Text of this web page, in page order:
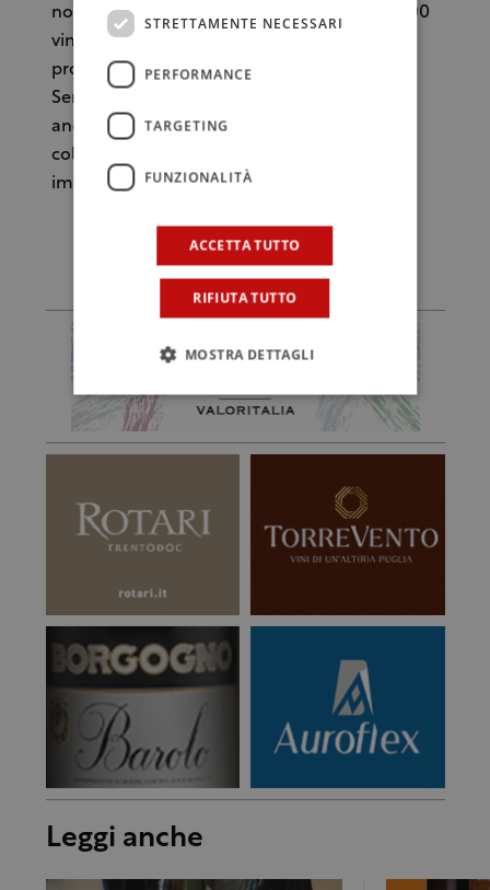
nord a sud dello Stivale e attraverso più di 100
vini, farà scoprire territori, storie, filosofie di
produzione. A tenere gli Executive Wine
Seminar sarà Ian D’Agata. E si svolgeranno
anche masterclass organizzati in
collaborazione con i più importanti
importatori.
Leggi anche
STRETTAMENTE NECESSARI
PERFORMANCE
TARGETING
FUNZIONALITÀ
ACCETTA TUTTO
RIFIUTA TUTTO
MOSTRA DETTAGLI